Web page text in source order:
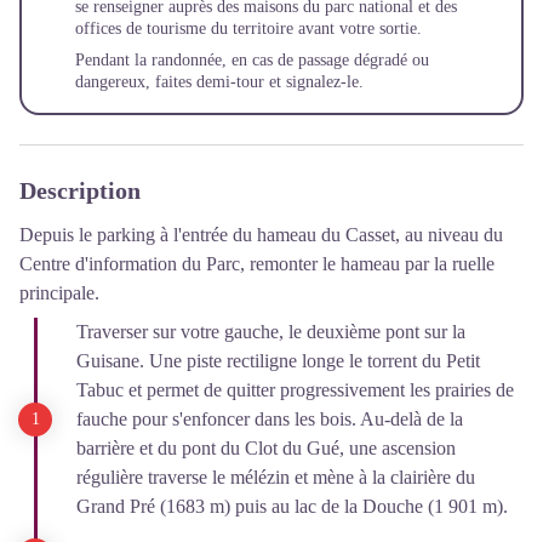
se renseigner auprès des maisons du parc national et des
offices de tourisme du territoire avant votre sortie.
Pendant la randonnée, en cas de passage dégradé ou
dangereux, faites demi-tour et signalez-le
Description
Depuis le parking à l'entrée du hameau du Casset, au niveau du
Centre d'information du Parc, remonter le hameau par la ruelle
principale.
Traverser sur votre gauche, le deuxième pont sur la
Guisane. Une piste rectiligne longe le torrent du Petit
Tabuc et permet de quitter progressivement les prairies de
fauche pour s'enfoncer dans les bois. Au-delà de la
barrière et du pont du Clot du Gué, une ascension
régulière traverse le mélézin et mène à la clairière du
Grand Pré (1683 m) puis au lac de la Douche (1 901 m).